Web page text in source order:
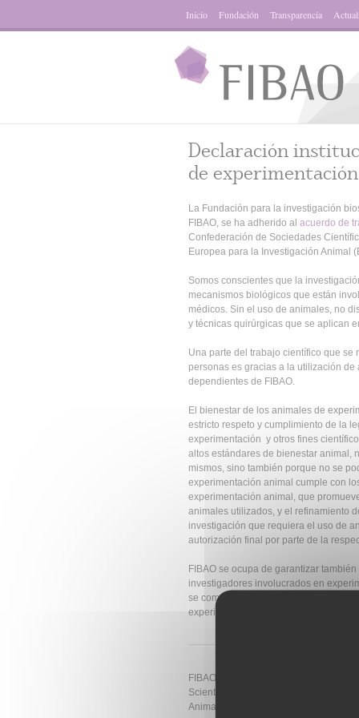
Inicio Fundación Transparencia
Declaración
de experimentación
La Fundación para la investigación
FIBAO, se ha adherido al acuerdo de
Confederación de Sociedades
Europea para la Investigación Animal
Somos conscientes que la
mecanismos biológicos que están
médicos. Sin el uso de animales, no
y técnicas quirúrgicas que se aplican
Una parte del trabajo científico que se
personas es gracias a la utilización
dependientes de FIBAO.
El bienestar de los animales de
estricto respeto y cumplimiento de la
experimentación y otros fines
altos estándares de bienestar animal,
mismos, sino también porque no se
experimentación animal cumple con
experimentación animal, que
animales utilizados, y el refinamiento
investigación que requiera el uso de
autorización final por parte de la
FIBAO se ocupa de garantizar
investigadores involucrados en
se compromete a proporcionar los
experimentación en lo que se refiere a
FIBAO has joined the
Scientific Societies in Spain (COSCE),
Animals (EARA), and launched on 20